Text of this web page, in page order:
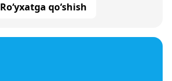
Ro‘yxatga qo‘shish